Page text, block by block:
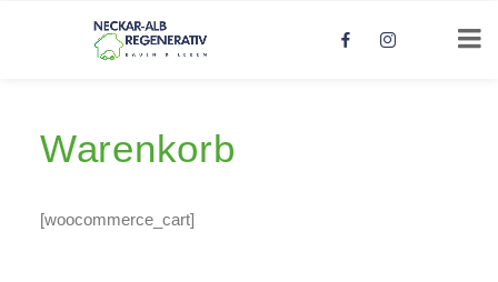
Warenkorb
[woocommerce_cart]